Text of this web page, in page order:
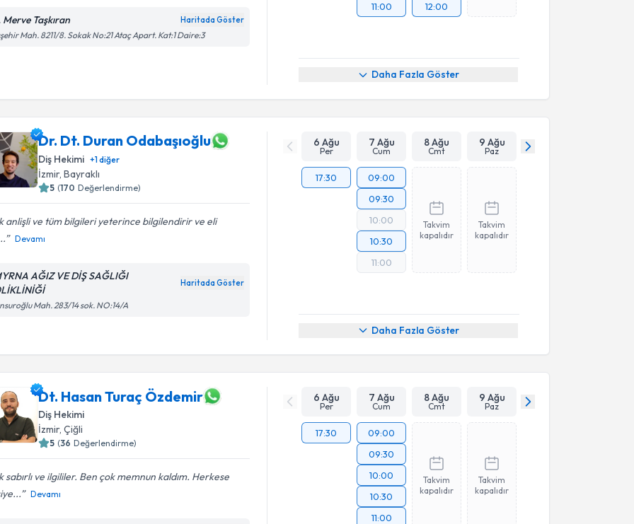
Merve Taşkıran Haritada Göster
Mah. 8211/8. Sokak No:21 Ataç Apart. Kat:1 Daire:3
11:00
12:00
Daha Fazla Göster
Dr. Dt. Duran Odabaşıoğlu
Diş Hekimi +1diğer
İzmir, Bayraklı
5 (170 Değerlendirme)
anlişli ve tüm bilgileri yeterince bilgilendirir ve eli
Devamı
AĞIZ VE DİŞ SAĞLIĞI
Haritada Göster
Mah. 283/14 sok. NO:14/A
6 Ağu
Per
7 Ağu
Cum
8 Ağu
Cmt
9 Ağu
Paz
17:30
09:00
09:30
10:00
10:30
11:00
Takvim
kapalıdır
Takvim
kapalıdır
Daha Fazla Göster
Dt. Hasan Turaç Özdemir
Diş Hekimi
İzmir, Çiğli
5 (36 Değerlendirme)
sabırlı ve ilgililer. Ben çok memnun kaldım. Herkese
Devamı
6 Ağu
Per
7 Ağu
Cum
8 Ağu
Cmt
9 Ağu
Paz
17:30
09:00
09:30
10:00
10:30
11:00
Takvim
kapalıdır
Takvim
kapalıdır